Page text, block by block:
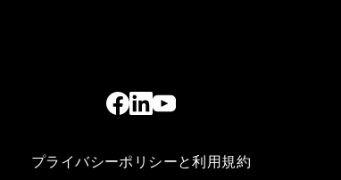
プライバシーポリシーと利用規約